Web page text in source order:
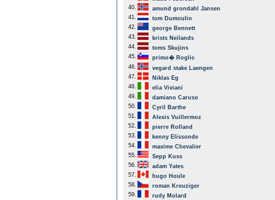
40.
amund grondahl Jansen
41.
tom Dumoulin
42.
george Bennett
43.
krists Neilands
44.
toms Skujins
45.
primo� Roglic
46.
vegard stake Laengen
47.
Niklas Eg
48.
elia Viviani
49.
damiano Caruso
50.
Cyril Barthe
51.
Alexis Vuillermoz
52.
pierre Rolland
53.
kenny Elissonde
54.
maxime Chevalier
55.
Sepp Kuss
56.
adam Yates
57.
hugo Houle
58.
roman Kreuziger
59.
rudy Molard